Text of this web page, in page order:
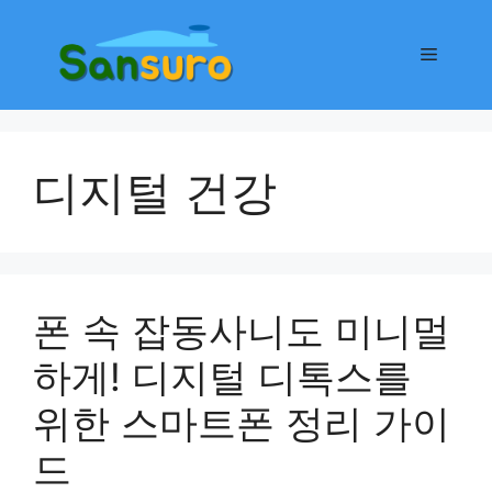
메
디지털 건강
폰 속 잡동사니도 미니멀
하게! 디지털 디톡스를
위한 스마트폰 정리 가이
드